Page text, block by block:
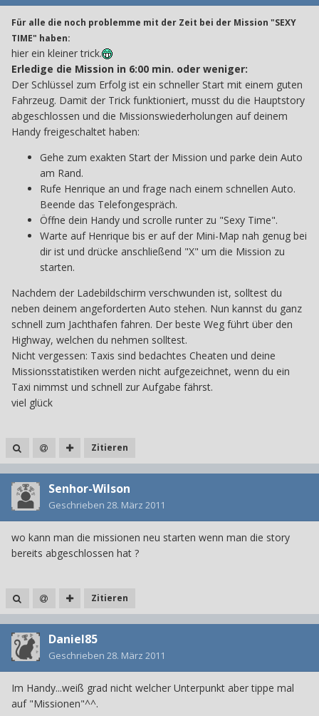
Für alle die noch problemme mit der Zeit bei der Mission "SEXY
TIME" haben:
hier ein kleiner trick.
Erledige die Mission in 6:00 min. oder weniger:
Der Schlüssel zum Erfolg ist ein schneller Start mit einem guten
Fahrzeug. Damit der Trick funktioniert, musst du die Hauptstory
abgeschlossen und die Missionswiederholungen auf deinem
Handy freigeschaltet haben:
Gehe zum exakten Start der Mission und parke dein Auto
am Rand.
Rufe Henrique an und frage nach einem schnellen Auto.
Beende das Telefongespräch.
Öffne dein Handy und scrolle runter zu "Sexy Time".
Warte auf Henrique bis er auf der Mini-Map nah genug bei
dir ist und drücke anschließend "X" um die Mission zu
starten.
Nachdem der Ladebildschirm verschwunden ist, solltest du
neben deinem angeforderten Auto stehen. Nun kannst du ganz
schnell zum Jachthafen fahren. Der beste Weg führt über den
Highway, welchen du nehmen solltest.
Nicht vergessen: Taxis sind bedachtes Cheaten und deine
Missionsstatistiken werden nicht aufgezeichnet, wenn du ein
Taxi nimmst und schnell zur Aufgabe fährst.
viel glück
Zitieren
Senhor-Wilson
Geschrieben 28. März 2011
wo kann man die missionen neu starten wenn man die story
bereits abgeschlossen hat ?
Zitieren
Daniel85
Geschrieben 28. März 2011
Im Handy...weiß grad nicht welcher Unterpunkt aber tippe mal
auf "Missionen"^^.